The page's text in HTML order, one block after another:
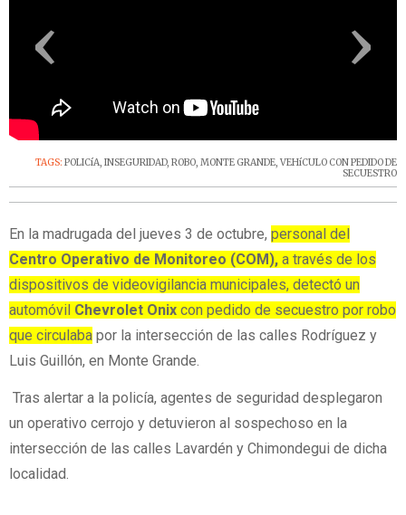
‹ ›
TAGS: POLICíA, INSEGURIDAD, ROBO, MONTE GRANDE, VEHíCULO CON PEDIDO DE
SECUESTRO
En la madrugada del jueves 3 de octubre, personal del
Centro Operativo de Monitoreo (COM), a través de los
dispositivos de videovigilancia municipales, detectó un
automóvil Chevrolet Onix con pedido de secuestro por robo
que circulaba por la intersección de las calles Rodríguez y
Luis Guillón, en Monte Grande.
Tras alertar a la policía, agentes de seguridad desplegaron
un operativo cerrojo y detuvieron al sospechoso en la
intersección de las calles Lavardén y Chimondegui de dicha
localidad.